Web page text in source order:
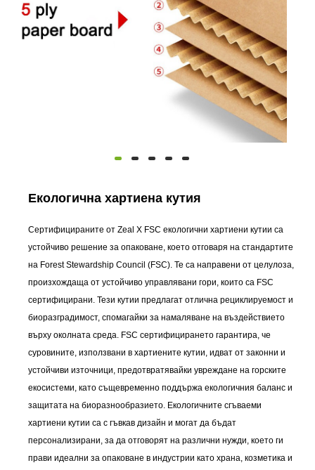
Екологична хартиена кутия
Сертифицираните от Zeal X FSC екологични хартиени кутии са
устойчиво решение за опаковане, което отговаря на стандартите
на Forest Stewardship Council (FSC). Те са направени от целулоза,
произхождаща от устойчиво управлявани гори, които са FSC
сертифицирани. Тези кутии предлагат отлична рециклируемост и
биоразградимост, спомагайки за намаляване на въздействието
върху околната среда. FSC сертифицирането гарантира, че
суровините, използвани в хартиените кутии, идват от законни и
устойчиви източници, предотвратявайки увреждане на горските
екосистеми, като същевременно поддържа екологичния баланс и
защитата на биоразнообразието. Екологичните сгъваеми
хартиени кутии са с гъвкав дизайн и могат да бъдат
персонализирани, за да отговорят на различни нужди, което ги
прави идеални за опаковане в индустрии като храна, козметика и